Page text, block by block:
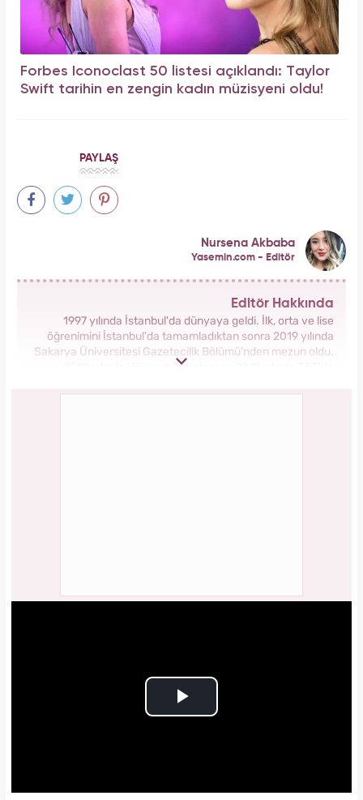
Forbes Iconoclast 50 listesi açıklandı: Taylor
Swift tarihin en zengin kadın müzisyeni oldu!
PAYLAŞ
Nursena Akbaba
Yasemin.com - Editör
Editör Hakkında
1997 yılında İstanbul'da dünyaya geldi. İlk, orta ve lise
öğrenimini İstanbul'da tamamladıktan sonra 2019 yılında
Sakarya Üniversitesi Gazetecilik Bölümü'nden mezun oldu.
2018 yılında Hürriyet Gazetesi ve 2019 yılında TRT'de
Grubu bünyesinde yer alan Yasemin.com'da İçerik Editörü